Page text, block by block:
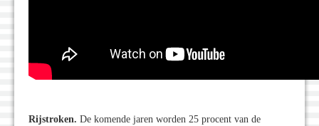
Rijstroken. De komende jaren worden 25 procent van de